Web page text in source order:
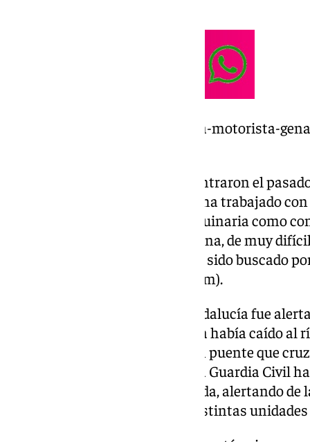
https://www.101tv.es/busqueda-motorista-
Por otras parte, las tareas se centraron el
el puente donde cayó, donde se ha trabajado
zona más abaja, tanto con maquinaria como
Benemérita; y en una tercera zona, de muy
municipal de Faraján, donde ha sido buscado
Intervención en Montaña (Greim).
El sistema Emergencias 112 Andalucía fue
12.40 horas de que un motorista había caído
por la corriente a la altura de un puente que
entre Igualeja y Júzcar. Desde la Guardia Civil
hora cuando se recibió la llamada, alertando
más de 30 guardias civiles de distintas